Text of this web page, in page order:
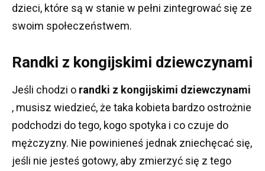
dzieci, które są w stanie w pełni zintegrować się ze
swoim społeczeństwem.
Randki z kongijskimi dziewczynami
Jeśli chodzi o randki z kongijskimi dziewczynami
, musisz wiedzieć, że taka kobieta bardzo ostrożnie
podchodzi do tego, kogo spotyka i co czuje do
mężczyzny. Nie powinieneś jednak zniechęcać się,
jeśli nie jesteś gotowy, aby zmierzyć się z tego